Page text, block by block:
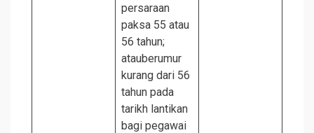
persaraan
paksa 55 atau
56 tahun;
atauberumur
kurang dari 56
tahun pada
tarikh lantikan
bagi pegawai